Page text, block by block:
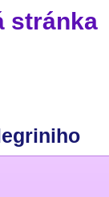
stránka